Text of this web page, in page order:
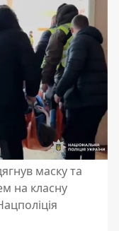
маску та
на класну